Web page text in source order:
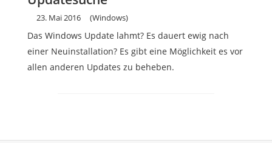
23. Mai 2016 (Windows)
Das Windows Update lahmt? Es dauert ewig nach
einer Neuinstallation? Es gibt eine Möglichkeit es vor
allen anderen Updates zu beheben.